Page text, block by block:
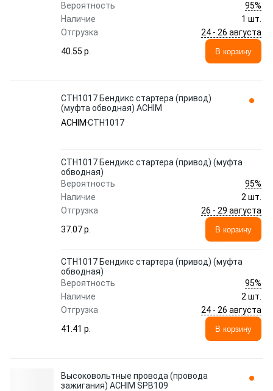
Вероятность
95%
Наличие
1 шт.
Отгрузка
24 - 26 августа
40.55 p.
В корзину
CTH1017 Бендикс стартера (привод)
(муфта обводная) ACHIM
ACHIM CTH1017
CTH1017 Бендикс стартера (привод) (муфта
обводная)
Вероятность
95%
Наличие
2 шт.
Отгрузка
26 - 29 августа
37.07 p.
В корзину
CTH1017 Бендикс стартера (привод) (муфта
обводная)
Вероятность
95%
Наличие
2 шт.
Отгрузка
24 - 26 августа
41.41 p.
В корзину
Высоковольтные провода (провода
зажигания) ACHIM SPB109